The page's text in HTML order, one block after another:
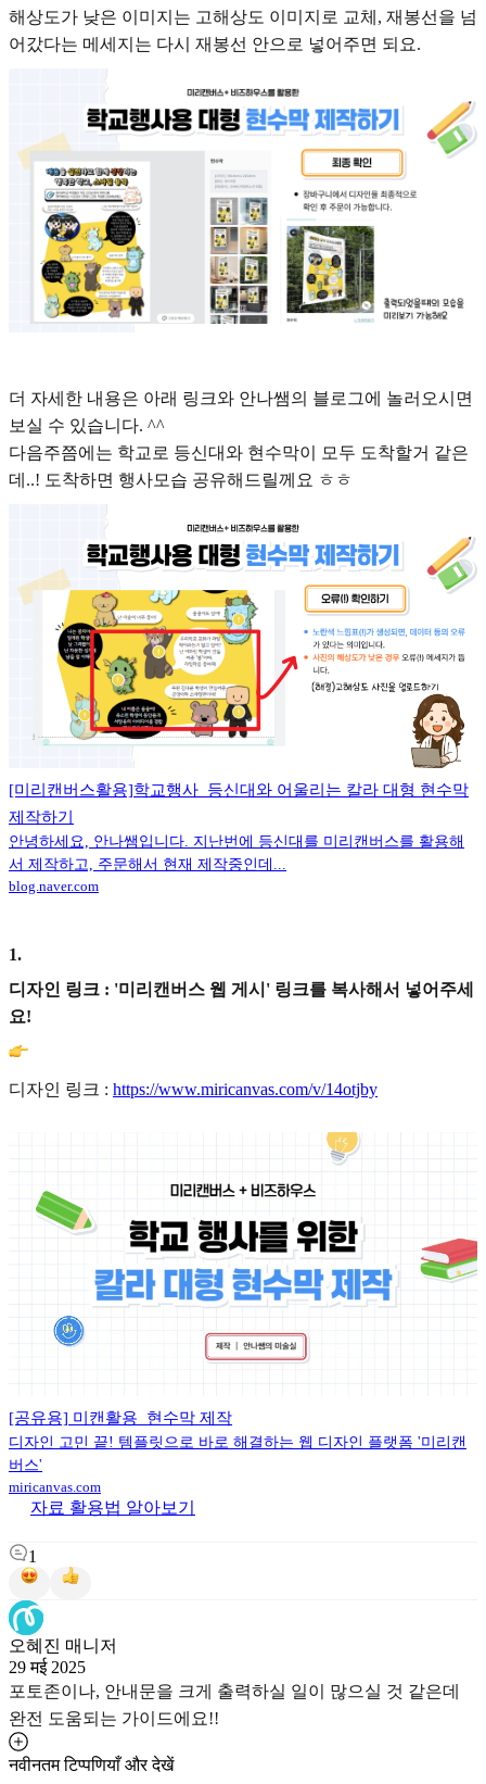
해상도가 낮은 이미지는 고해상도 이미지로 교체, 재봉선을 넘
어갔다는 메세지는 다시 재봉선 안으로 넣어주면 되요.
더 자세한 내용은 아래 링크와 안나쌤의 블로그에 놀러오시면
보실 수 있습니다. ^^
다음주쯤에는 학교로 등신대와 현수막이 모두 도착할거 같은
데..! 도착하면 행사모습 공유해드릴께요 ㅎㅎ
[미리캔버스활용]학교행사_등신대와 어울리는 칼라 대형 현수막
제작하기
안녕하세요, 안나쌤입니다. 지난번에 등신대를 미리캔버스를 활용해
서 제작하고, 주문해서 현재 제작중인데...
blog.naver.com
1.
디자인 링크 : '미리캔버스 웹 게시' 링크를 복사해서 넣어주세
요!
디자인 링크 : https://www.miricanvas.com/v/14otjby
[공유용] 미캔활용_현수막 제작
디자인 고민 끝! 템플릿으로 바로 해결하는 웹 디자인 플랫폼 '미리캔
버스'
miricanvas.com
자료 활용법 알아보기
1
오혜진 매니저
29 मई 2025
포토존이나, 안내문을 크게 출력하실 일이 많으실 것 같은데
완전 도움되는 가이드에요!!
नवीनतम टिप्पणियाँ और देखें